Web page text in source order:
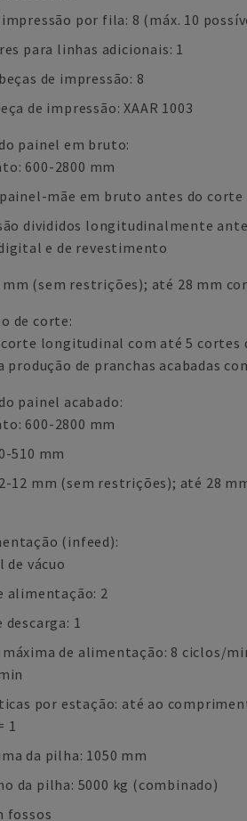
impressão por fila: 8 (máx. 10
para linhas adicionais: 1
de impressão: 8
de impressão: XAAR 1003
painel em bruto:
600-2800 mm
mãe em bruto antes do
divididos longitudinalmente
e de revestimento
mm (sem restrições); até 28 mm
de corte:
longitudinal com até 5 cortes
produção de pranchas acabadas
painel acabado:
600-2800 mm
510 mm
12 mm (sem restrições); até 28
(infeed):
vácuo
alimentação: 2
descarga: 1
máxima de alimentação: 8 ciclos/
por estação: até ao
1
da pilha: 1050 mm
da pilha: 5000 kg (combinado)
fossos